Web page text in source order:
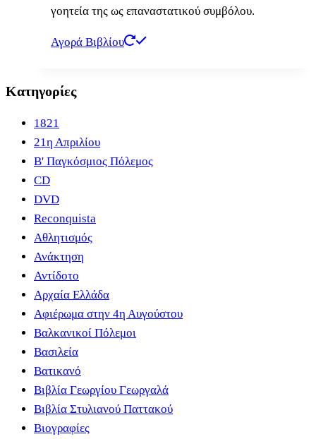
γοητεία της ως επαναστατικού συμβόλου.
Αγορά Βιβλίου
Κατηγορίες
1821
21η Απριλίου
B' Παγκόσμιος Πόλεμος
CD
DVD
Reconquista
Αθλητισμός
Ανάκτηση
Αντίδοτο
Αρχαία Ελλάδα
Αφιέρωμα στην 4η Αυγούστου
Βαλκανικοί Πόλεμοι
Βασιλεία
Βατικανό
Βιβλία Γεωργίου Γεωργαλά
Βιβλία Στυλιανού Παττακού
Βιογραφίες